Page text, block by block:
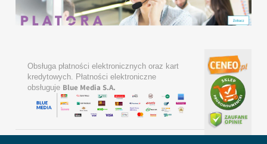
Obsługa płatności elektronicznych oraz kart
kredytowych. Płatności elektroniczne
obsługuje Blue Media S.A.